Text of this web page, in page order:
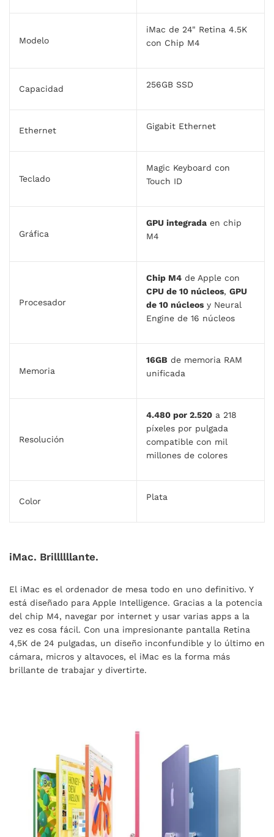
Modelo
iMac de 24" Retina 4.5K
con Chip M4
Capacidad 256GB SSD
Ethernet Gigabit Ethernet
Teclado
Magic Keyboard con
Touch ID
Gráfica
GPU integrada en chip
M4
Procesador
Chip M4 de Apple con
CPU de 10 núcleos, GPU
de 10 núcleos y Neural
Engine de 16 núcleos
Memoria
16GB de memoria RAM
unificada
Resolución
4.480 por 2.520 a 218
píxeles por pulgada
compatible con mil
millones de colores
Color Plata
iMac. Brillllllante.
El iMac es el ordenador de mesa todo en uno definitivo. Y
está diseñado para Apple Intelligence. Gracias a la potencia
del chip M4, navegar por internet y usar varias apps a la
vez es cosa fácil. Con una impresionante pantalla Retina
4,5K de 24 pulgadas, un diseño inconfundible y lo último en
cámara, micros y altavoces, el iMac es la forma más
brillante de trabajar y divertirte.